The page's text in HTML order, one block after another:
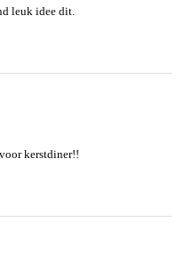
leuk idee dit.
kerstdiner!!